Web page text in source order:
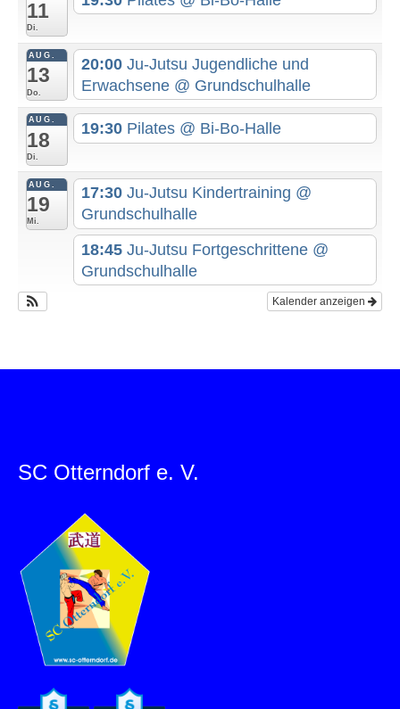
11
Di.
AUG.
13
Do.
20:00 Ju-Jutsu Jugendliche und
Erwachsene @ Grundschulhalle
AUG.
18
Di.
19:30 Pilates @ Bi-Bo-Halle
AUG.
19
Mi.
17:30 Ju-Jutsu Kindertraining @
Grundschulhalle
18:45 Ju-Jutsu Fortgeschrittene @
Grundschulhalle
Kalender anzeigen
SC Otterndorf e. V.